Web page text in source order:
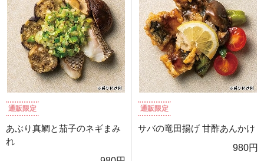
通販限定
あぶり真鯛と茄子のネギまみ
れ
通販限定
サバの竜田揚げ 甘酢あんかけ
980円